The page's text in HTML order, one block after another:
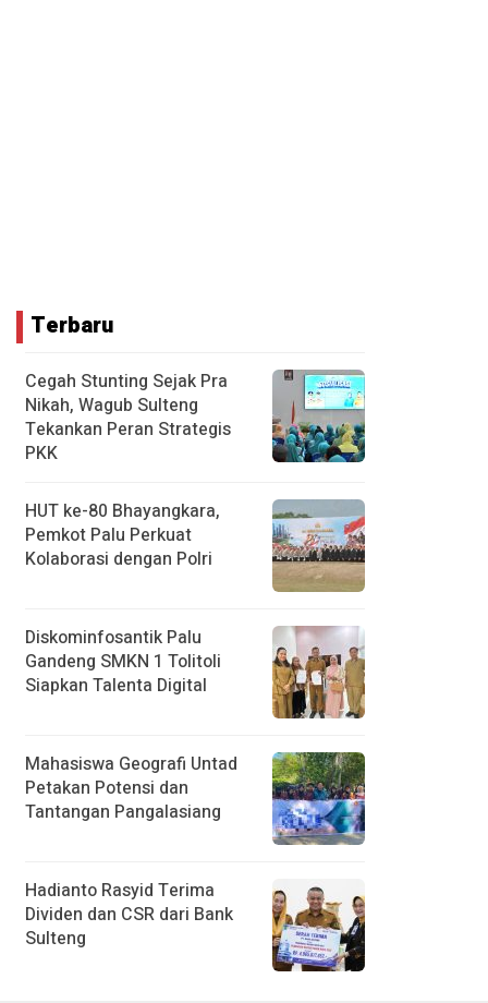
Terbaru
Cegah Stunting Sejak Pra
Nikah, Wagub Sulteng
Tekankan Peran Strategis
PKK
HUT ke-80 Bhayangkara,
Pemkot Palu Perkuat
Kolaborasi dengan Polri
Diskominfosantik Palu
Gandeng SMKN 1 Tolitoli
Siapkan Talenta Digital
Mahasiswa Geografi Untad
Petakan Potensi dan
Tantangan Pangalasiang
Hadianto Rasyid Terima
Dividen dan CSR dari Bank
Sulteng